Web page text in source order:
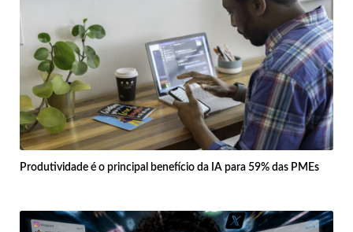
Produtividade é o principal benefício da IA para 59% das PMEs